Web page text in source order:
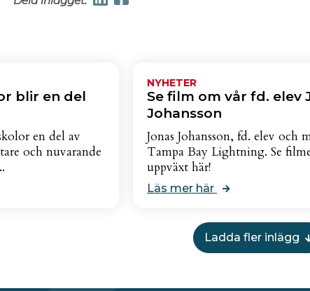
blir en del
en del av
och nuvarande
NYHETER
Se film om vår fd. elev
Johansson
Jonas Johansson, fd. elev och
Tampa Bay Lightning. Se
uppväxt här!
Läs mer här
Ladda fler inlägg